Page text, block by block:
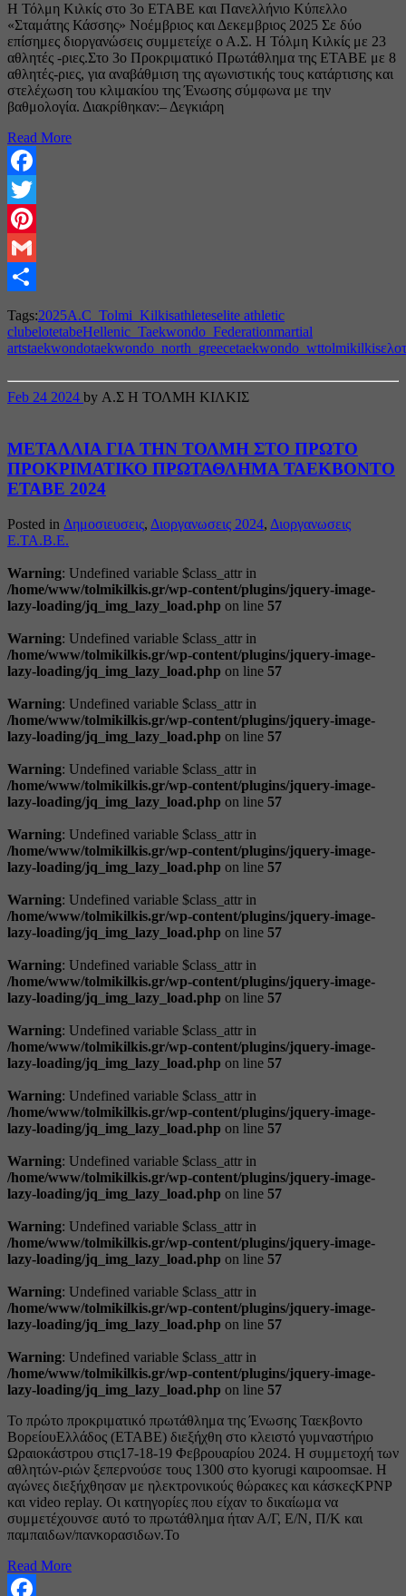
Η Τόλμη Κιλκίς στο 3ο ΕΤΑΒΕ και Πανελλήνιο Κύπελλο
«Σταμάτης Κάσσης» Νοέμβριος και Δεκεμβριος 2025 Σε δύο
επίσημες διοργανώσεις συμμετείχε ο Α.Σ. Η Τόλμη Κιλκίς με 23
αθλητές -ριες.Στο 3ο Προκριματικό Πρωτάθλημα της ΕΤΑΒΕ με 8
αθλητές-ριες, για αναβάθμιση της αγωνιστικής τους κατάρτισης και
στελέχωση του κλιμακίου της Ένωσης σύμφωνα με την
βαθμολογία. Διακρίθηκαν:– Δεγκιάρη
Read More
Facebook
Twitter
Pinterest
Gmail
Tags:2025A.C_Tolmi_Kilkisathleteselite athletic
clubelotetabeHellenic_Taekwondo_Federationmartial
artstaekwondotaekwondo_north_greecetaekwondo_wttolmikilkisελοτ
Feb 24 2024 by Α.Σ Η ΤΟΛΜΗ ΚΙΛΚΙΣ
ΜΕΤΑΛΛΙΑ ΓΙΑ ΤΗΝ ΤΟΛΜΗ ΣΤΟ ΠΡΩΤΟ
ΠΡΟΚΡΙΜΑΤΙΚΟ ΠΡΩΤΑΘΛΗΜΑ ΤΑΕΚΒΟΝΤΟ
ΕΤΑΒΕ 2024
Posted in Δημοσιευσεις, Διοργανωσεις 2024, Διοργανωσεις
Ε.ΤΑ.Β.Ε.
Warning: Undefined variable $class_attr in
/home/www/tolmikilkis.gr/wp-content/plugins/jquery-image-
lazy-loading/jq_img_lazy_load.php on line 57
Warning: Undefined variable $class_attr in
/home/www/tolmikilkis.gr/wp-content/plugins/jquery-image-
lazy-loading/jq_img_lazy_load.php on line 57
Warning: Undefined variable $class_attr in
/home/www/tolmikilkis.gr/wp-content/plugins/jquery-image-
lazy-loading/jq_img_lazy_load.php on line 57
Warning: Undefined variable $class_attr in
/home/www/tolmikilkis.gr/wp-content/plugins/jquery-image-
lazy-loading/jq_img_lazy_load.php on line 57
Warning: Undefined variable $class_attr in
/home/www/tolmikilkis.gr/wp-content/plugins/jquery-image-
lazy-loading/jq_img_lazy_load.php on line 57
Warning: Undefined variable $class_attr in
/home/www/tolmikilkis.gr/wp-content/plugins/jquery-image-
lazy-loading/jq_img_lazy_load.php on line 57
Warning: Undefined variable $class_attr in
/home/www/tolmikilkis.gr/wp-content/plugins/jquery-image-
lazy-loading/jq_img_lazy_load.php on line 57
Warning: Undefined variable $class_attr in
/home/www/tolmikilkis.gr/wp-content/plugins/jquery-image-
lazy-loading/jq_img_lazy_load.php on line 57
Warning: Undefined variable $class_attr in
/home/www/tolmikilkis.gr/wp-content/plugins/jquery-image-
lazy-loading/jq_img_lazy_load.php on line 57
Warning: Undefined variable $class_attr in
/home/www/tolmikilkis.gr/wp-content/plugins/jquery-image-
lazy-loading/jq_img_lazy_load.php on line 57
Warning: Undefined variable $class_attr in
/home/www/tolmikilkis.gr/wp-content/plugins/jquery-image-
lazy-loading/jq_img_lazy_load.php on line 57
Warning: Undefined variable $class_attr in
/home/www/tolmikilkis.gr/wp-content/plugins/jquery-image-
lazy-loading/jq_img_lazy_load.php on line 57
Warning: Undefined variable $class_attr in
/home/www/tolmikilkis.gr/wp-content/plugins/jquery-image-
lazy-loading/jq_img_lazy_load.php on line 57
Το πρώτο προκριματικό πρωτάθλημα της Ένωσης Ταεκβοντο
ΒορείουΕλλάδος (ΕΤΑΒΕ) διεξήχθη στο κλειστό γυμναστήριο
Ωραιοκάστρου στις17-18-19 Φεβρουαρίου 2024. Η συμμετοχή των
αθλητών-ριών ξεπερνούσε τους 1300 στο kyorugi καιpoomsae. Η
αγώνες διεξήχθησαν με ηλεκτρονικούς θώρακες και κάσκεςKPNP
και video replay. Οι κατηγορίες που είχαν το δικαίωμα να
συμμετέχουνσε αυτό το πρωτάθλημα ήταν Α/Γ, Ε/Ν, Π/Κ και
παμπαιδων/πανκορασιδων.Το
Read More